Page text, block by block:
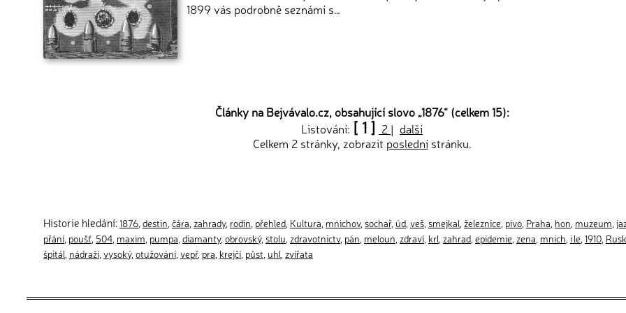
1899 vás podrobně seznámí s…
Články na Bejvávalo.cz, obsahující slovo „1876“ (celkem 15):
Listování: [ 1 ] 2 | další
Celkem 2 stránky, zobrazit poslednístránku.
Historie hledání:1876 destin čára zahrady, rodin přehled Kultura mnichov, sochař, úd veš smejkal železnice pivo Praha hon muzeum
přání poušť 504 maxim pumpa diamanty, obrovský, stolu zdravotnictv, pán meloun zdraví krl zahrad epidemie zena mnich i le 1910
špitál nádraží vysoký, otužování vepř, pra krejčí půst uhl zvířata